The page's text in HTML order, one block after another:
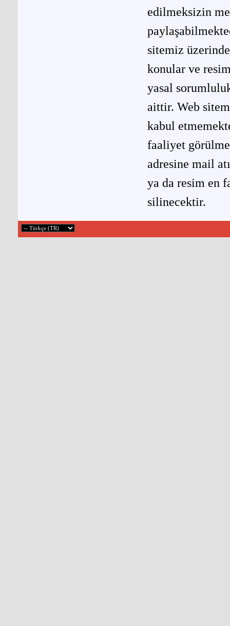
edilmeksizin
sitemiz
konular ve
yasal
aittir. Web
kabul
faaliyet
adresine mail
ya da resim en
silinecektir.